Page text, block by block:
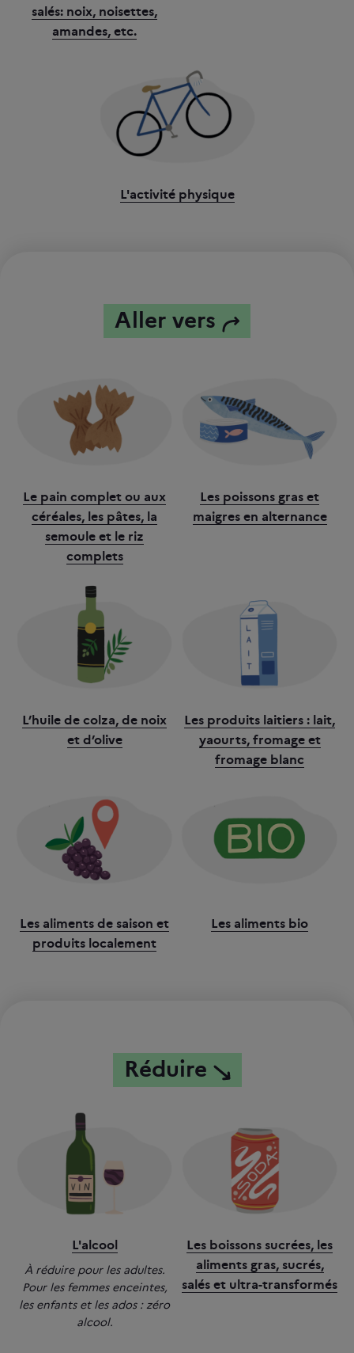
salés: noix, noisettes,
amandes, etc.
L'activité physique
Aller vers
Le pain complet ou aux
céréales, les pâtes, la
semoule et le riz
complets
Les poissons gras et
maigres en alternance
L’huile de colza, de noix
et d’olive
Les produits laitiers : lait,
yaourts, fromage et
fromage blanc
Les aliments de saison et
produits localement
Les aliments bio
Réduire
L'alcool
À réduire pour les adultes.
Pour les femmes enceintes,
les enfants et les ados : zéro
alcool.
Les boissons sucrées, les
aliments gras, sucrés,
salés et ultra-transformés